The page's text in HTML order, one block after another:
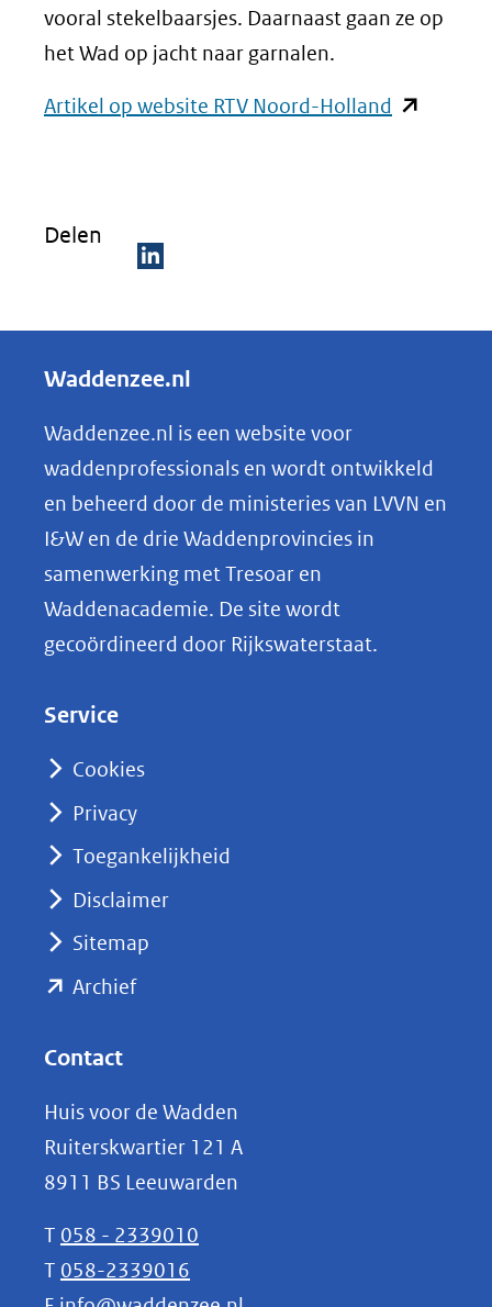
venster)
(verwijst
een
vooral stekelbaarsjes. Daarnaast gaan ze op
het Wad op jacht naar garnalen.
Artikel op website RTV Noord-Holland (opent
Delen
e
e
n
o
p
k
e
nieuw
naar
Waddenzee.nl
Waddenzee.nl is een website voor
waddenprofessionals en wordt ontwikkeld
en beheerd door de ministeries van LVVN en
I&W en de drie Waddenprovincies in
samenwerking met Tresoar en
Waddenacademie. De site wordt
gecoördineerd door Rijkswaterstaat.
Service
Cookies
Privacy
Toegankelijkheid
Disclaimer
Sitemap
Archief(opent
(verwijst
naar
een
andere
website)
Contact
Huis voor de Wadden
Ruiterskwartier 121 A
8911 BS Leeuwarden
T 058 - 2339010
T 058-2339016